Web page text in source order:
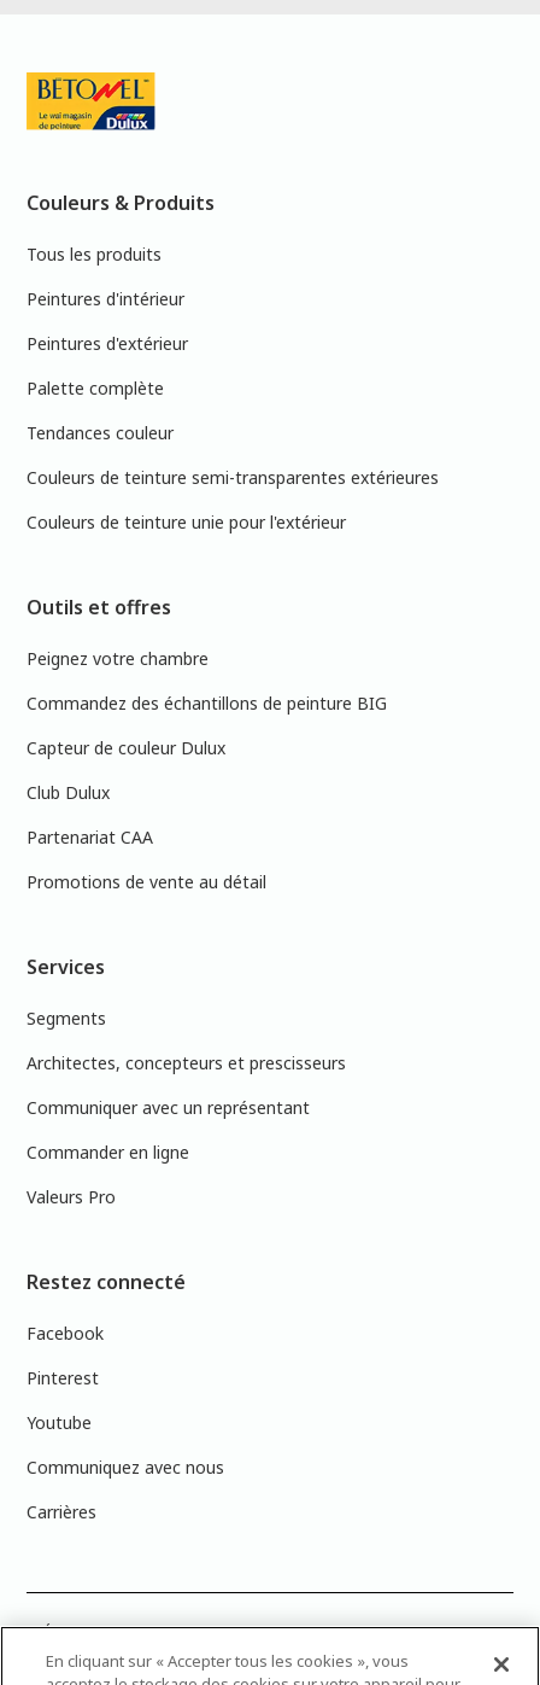
Couleurs & Produits
Tous les produits
Peintures d'intérieur
Peintures d'extérieur
Palette complète
Tendances couleur
Couleurs de teinture semi-transparentes extérieures
Couleurs de teinture unie pour l'extérieur
Outils et offres
Peignez votre chambre
Commandez des échantillons de peinture BIG
Capteur de couleur Dulux
Club Dulux
Partenariat CAA
Promotions de vente au détail
Services
Segments
Architectes, concepteurs et prescisseurs
Communiquer avec un représentant
Commander en ligne
Valeurs Pro
Restez connecté
Facebook
Pinterest
Youtube
Communiquez avec nous
Carrières
PRÉCISION DES COULEURS : Veuillez noter que les couleurs affichées à
l’écran peuvent ne pas correspondre exactement aux couleurs de
peinture réelles en raison des variations de calibration des écrans.
En cliquant sur « Accepter tous les cookies », vous